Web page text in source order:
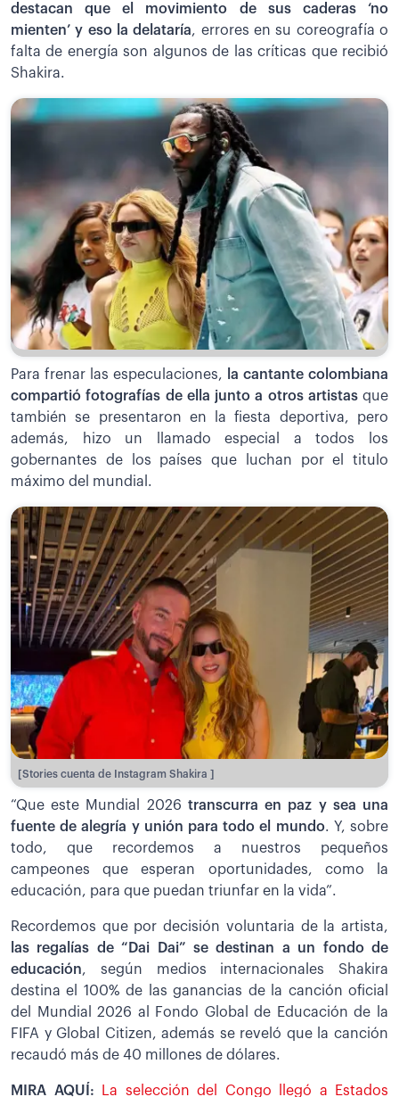
destacan que el movimiento de sus caderas ‘no
mienten’ y eso la delataría, errores en su coreografía o
falta de energía son algunos de las críticas que recibió
Shakira.
Para frenar las especulaciones,
la cantante colombiana
compartió fotografías de ella junto a otros artistasque
también se presentaron en la fiesta deportiva, pero
además, hizo un llamado especial a todos los
gobernantes de los países que luchan por el titulo
máximo del mundial.
[Stories cuenta de Instagram Shakira ]
“Que este Mundial 2026 transcurra en paz y sea una
fuente de alegría y unión para todo el mundo. Y, sobre
todo, que recordemos a nuestros pequeños
campeones que esperan oportunidades, como la
educación, para que puedan triunfar en la vida”.
Recordemos que por decisión voluntaria de la artista,
las regalías de “Dai Dai” se destinan a un fondo de
educación, según medios internacionales Shakira
destina el 100% de las ganancias de la canción oficial
del Mundial 2026 al Fondo Global de Educación de la
FIFA y Global Citizen, además se reveló que la canción
recaudó más de 40 millones de dólares.
MIRA AQUÍ: La selección del Congo llegó a Estados